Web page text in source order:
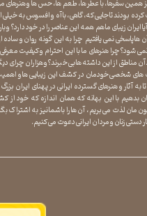
همین سفرها ، با عطر ها ، طعم ها ، حس ها و هنرهای
بودند تا جایی که، گاهی ، با آه و افسوس به خیلی
زیبای ما هم همه این عناصر را در خود دارد؟ و
ها پاسخی نمی یافتیم چرا به این گونه روان و ساده
شود؟چرا هنرهای ما با این احترام و کیفیت
مناطق از این داشته ها بی خبرند؟و هزاران چرای
های شخصی خودمان در کشف این زیبایی ها و
به آثار و هنرهای گسترده ایرانی در پهنای ایران بزرگ
بدهیم با این بهانه که همان اندازه که خود
مان لذت می بریم ، آن ها را با شما نیز به اشتراک
دستی زنان و مردان ایرانی دعوت می کنیم.